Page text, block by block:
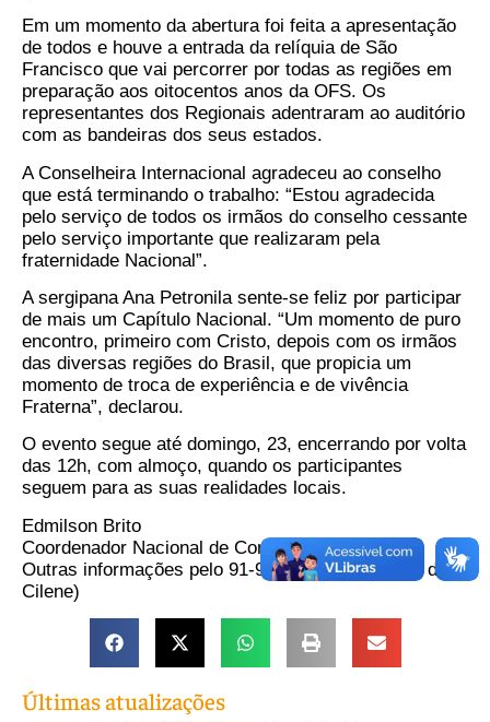
Em um momento da abertura foi feita a apresentação
de todos e houve a entrada da relíquia de São
Francisco que vai percorrer por todas as regiões em
preparação aos oitocentos anos da OFS. Os
representantes dos Regionais adentraram ao auditório
com as bandeiras dos seus estados.
A Conselheira Internacional agradeceu ao conselho
que está terminando o trabalho: “Estou agradecida
pelo serviço de todos os irmãos do conselho cessante
pelo serviço importante que realizaram pela
fraternidade Nacional”.
A sergipana Ana Petronila sente-se feliz por participar
de mais um Capítulo Nacional. “Um momento de puro
encontro, primeiro com Cristo, depois com os irmãos
das diversas regiões do Brasil, que propicia um
momento de troca de experiência e de vivência
Fraterna”, declarou.
O evento segue até domingo, 23, encerrando por volta
das 12h, com almoço, quando os participantes
seguem para as suas realidades locais.
Edmilson Brito
Coordenador Nacional de Comunicação da OFS
Outras informações pelo 91-98027.1076 (através de
Cilene)
Últimas atualizações